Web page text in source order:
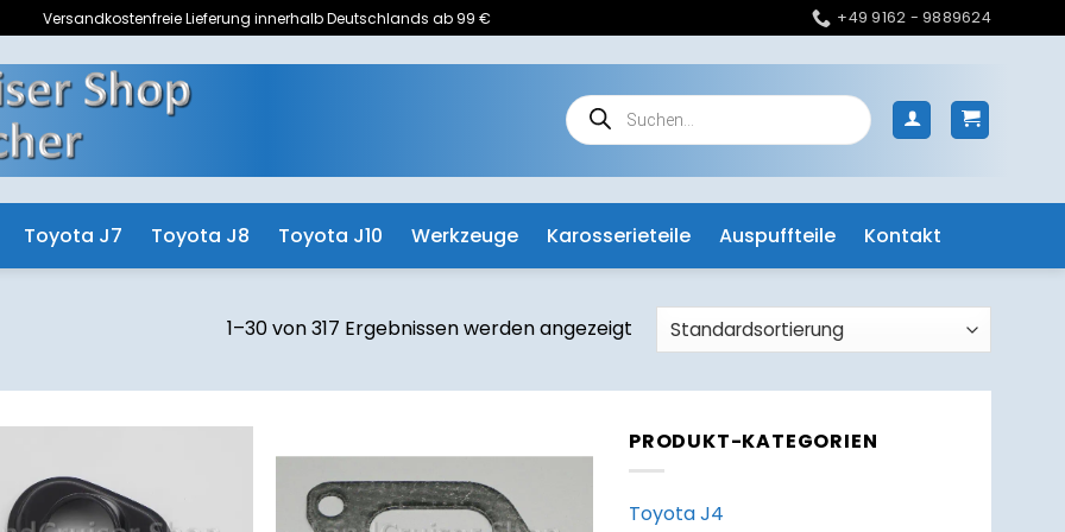
Versandkostenfreie Lieferung innerhalb Deutschlands ab 99 € +49 9162 - 9889624
Products
search
Toyota J7 Toyota J8 Toyota J10 Werkzeuge Karosserieteile Auspuffteile Kontakt
1–30 von 317 Ergebnissen werden angezeigt
hinzufügen
Merkzettel
hinzufügen
PRODUKT-KATEGORIEN
Toyota J4